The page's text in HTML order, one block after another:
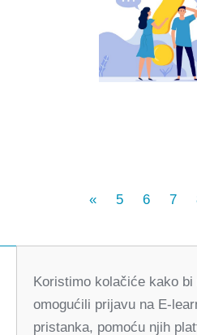
« 5 6 7
Koristimo kolačiće kako
omogućili prijavu na E-
pristanka, pomoću njih